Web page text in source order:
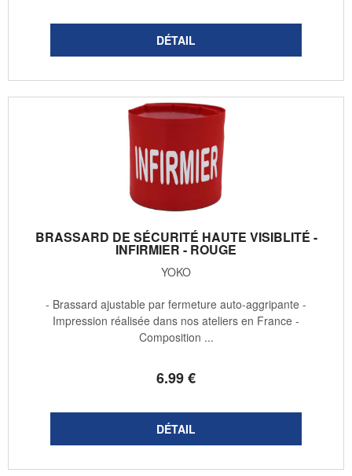
BRASSARD DE SÉCURITÉ HAUTE VISIBLITÉ -
INFIRMIER - ROUGE
YOKO
6.99€
- Brassard ajustable par fermeture auto-aggripante -
Impression réalisée dans nos ateliers en France -
Composition ...